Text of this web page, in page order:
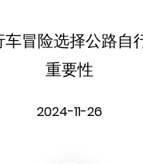
车冒险选择公路自
重要性
2024-11-26